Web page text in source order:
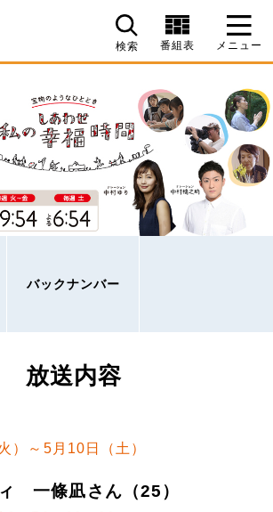
検索 番組表 メニュー
バックナンバー
放送内容
）～5月10日（土）
一條凪さん（25）